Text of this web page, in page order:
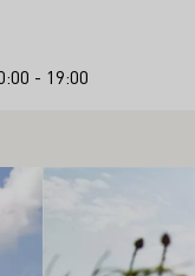
- 19:00
Meer informatie